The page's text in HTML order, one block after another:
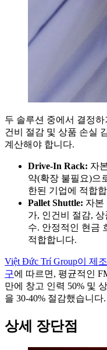
두 솔루션 중에서 결정
건비 절감 및 상품 손실
계산해야 합니다.
Drive-In Rack: 자
약(확장 불필요)으
한된 기업에 적합
Pallet Shuttle: 자본
가, 인건비 절감,
수. 안정적인 현금
적합합니다.
Việt Đức Trí Group이 제
구에 따르면, 평균적인
만에 창고 인력 50% 및
을 30-40% 절감했습니다.
상세 장단점